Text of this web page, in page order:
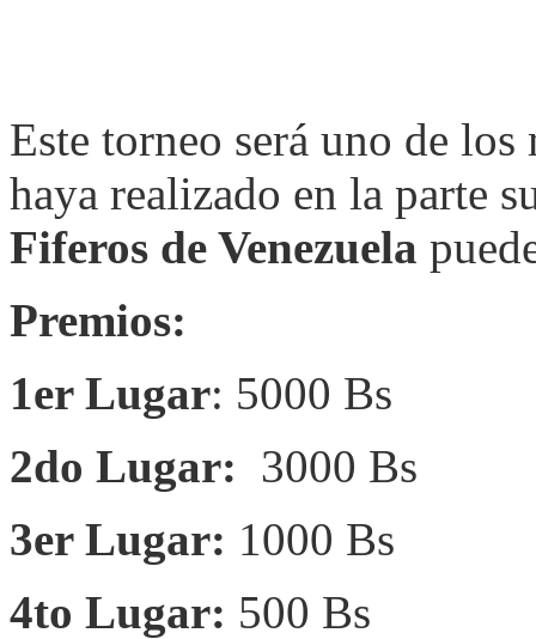
Este torneo será uno de
haya realizado en la parte
Fiferos de Venezuela
Premios:
1er Lugar: 5000 Bs
2do Lugar: 3000 Bs
3er Lugar: 1000 Bs
4to Lugar: 500 Bs